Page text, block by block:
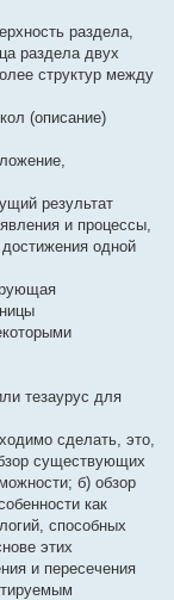
раздела,
раздела двух
структур между
(описание)
результат
и процессы,
одной
тезаурус для
сделать, это,
существующих
б) обзор
как
способных
этих
и пересечения